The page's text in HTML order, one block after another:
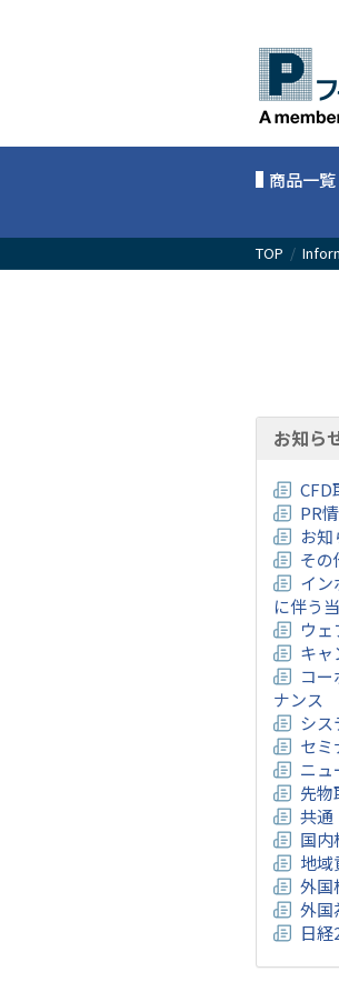
商品一覧
TOP /
お知ら
CFD
PR
お知
その
イン
に伴う
ウェ
キャ
コ
ナンス
シス
セミ
ニュ
先物
共通
国内
地域
外国
外国
日経